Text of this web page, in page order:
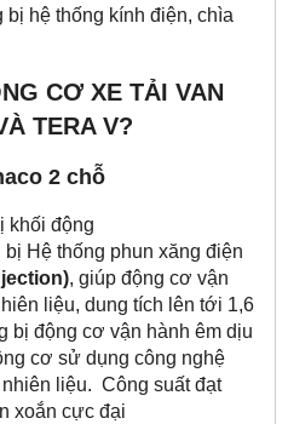
hệ thống kính điện, chìa
CƠ XE TẢI VAN
TERA V?
2 chỗ
khối động
Hệ thống phun xăng điện
, giúp động cơ vận
liệu, dung tích lên tới 1,6
bị động cơ vận hành êm dịu
cơ sử dụng công nghệ
liệu. Công suất đạt
xoắn cực đại